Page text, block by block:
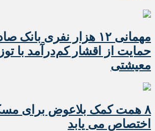
مهمانی ۱۲ هزار نفری
حمایت از اقشار کم‌درآمد با
معیشتی
۸ همت کمک بلاعوض برای
اختصاص می یابد